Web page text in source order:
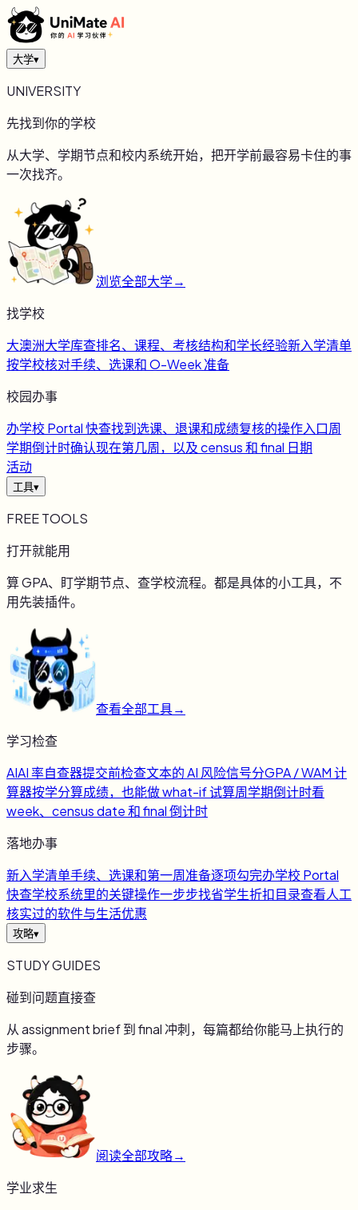
大学▾
UNIVERSITY
先找到你的学校
从大学、学期节点和校内系统开始，把开学前最容易卡住的事
一次找齐。
浏览全部大学→
找学校
大澳洲大学库查排名、课程、考核结构和学长经验新入学清单
按学校核对手续、选课和 O-Week 准备
校园办事
办学校 Portal 快查找到选课、退课和成绩复核的操作入口周
学期倒计时确认现在第几周，以及 census 和 final 日期
活动
工具▾
FREE TOOLS
打开就能用
算 GPA、盯学期节点、查学校流程。都是具体的小工具，不
用先装插件。
查看全部工具→
学习检查
AIAI 率自查器提交前检查文本的 AI 风险信号分GPA / WAM 计
算器按学分算成绩，也能做 what-if 试算周学期倒计时看
week、census date 和 final 倒计时
落地办事
新入学清单手续、选课和第一周准备逐项勾完办学校 Portal
快查学校系统里的关键操作一步步找省学生折扣目录查看人工
核实过的软件与生活优惠
攻略▾
STUDY GUIDES
碰到问题直接查
从 assignment brief 到 final 冲刺，每篇都给你能马上执行的
步骤。
阅读全部攻略→
学业求生